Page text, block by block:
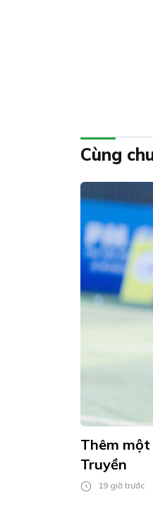
Cùng
Thêm
Truyền
19 giờ trước